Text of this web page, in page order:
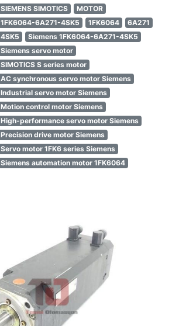
SIEMENS SIMOTICS
MOTOR
1FK6064-6A271-4SK5
1FK6064
6A271
4SK5
Siemens 1FK6064-6A271-4SK5
Siemens servo motor
SIMOTICS S series motor
AC synchronous servo motor Siemens
Industrial servo motor Siemens
Motion control motor Siemens
High-performance servo motor Siemens
Precision drive motor Siemens
Servo motor 1FK6 series Siemens
Siemens automation motor 1FK6064